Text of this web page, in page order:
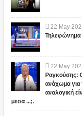
22 May
Τηλεφώνημα
22 May
Ραγκούσης:
ανάχωμα για
αναλογική
μεσα ...;.